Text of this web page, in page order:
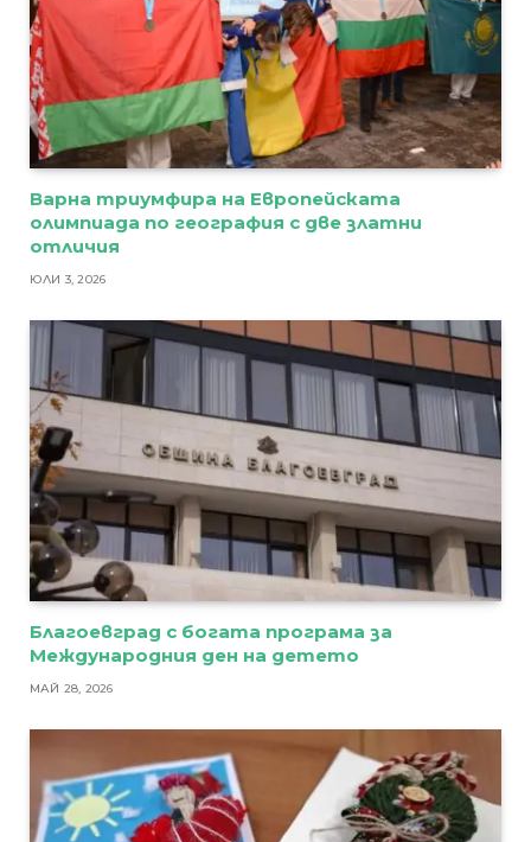
Варна триумфира на Европейската
олимпиада по география с две златни
отличия
ЮЛИ 3, 2026
Благоевград с богата програма за
Международния ден на детето
МАЙ 28, 2026